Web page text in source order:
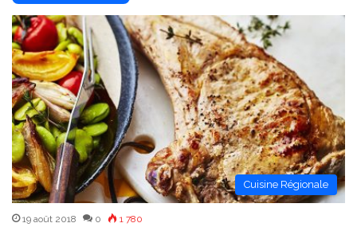
Cuisine Régionale
19 août 2018 0 1 780